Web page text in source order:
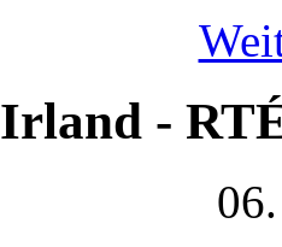
Irland -